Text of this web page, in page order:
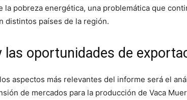
la pobreza energética, una problemática que
distintos países de la región.
las oportunidades de
aspectos más relevantes del informe será el
de mercados para la producción de Vaca